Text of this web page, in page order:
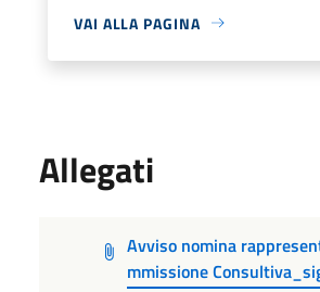
VAI ALLA PAGINA
Allegati
Avviso nomina
mmissione